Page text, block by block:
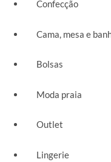
Confecção
Cama, mesa e
Bolsas
Moda praia
Outlet
Lingerie